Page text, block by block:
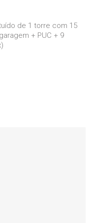
de 1 torre com 15
+ PUC + 9